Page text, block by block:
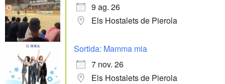
9 ag. 26
Els Hostalets de Pierola
Sortida: Mamma mia
7 nov. 26
Els Hostalets de Pierola